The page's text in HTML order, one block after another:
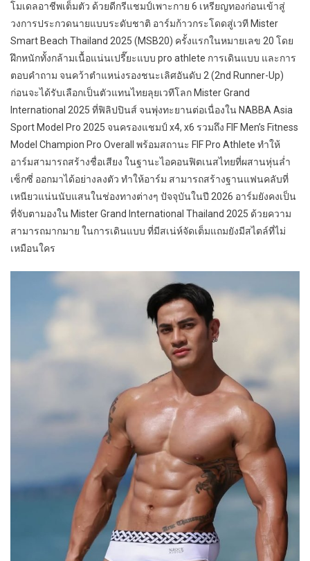
โมเดลอาชีพเต็มตัว ด้วยดีกรีแชมป์เพาะกาย 6 เหรียญทองก่อนเข้าสู่
วงการประกวดนายแบบระดับชาติ อาร์มก้าวกระโดดสู่เวที Mister
Smart Beach Thailand 2025 (MSB20) ครั้งแรกในหมายเลข 20 โดย
ฝึกหนักทั้งกล้ามเนื้อแน่นเปรี๊ยะแบบ pro athlete การเดินแบบ และการ
ตอบคำถาม จนคว้าตำแหน่งรองชนะเลิศอันดับ 2 (2nd Runner-Up)
ก่อนจะได้รับเลือกเป็นตัวแทนไทยลุยเวทีโลก Mister Grand
International 2025 ที่ฟิลิปปินส์ จนพุ่งทะยานต่อเนื่องใน NABBA Asia
Sport Model Pro 2025 จนครองแชมป์ x4, x6 รวมถึง FIF Men’s Fitness
Model Champion Pro Overall พร้อมสถานะ FIF Pro Athlete ทำให้
อาร์มสามารถสร้างชื่อเสียง ในฐานะไอคอนฟิตเนสไทยที่ผสานหุ่นล่ำ
เซ็กซี่ ออกมาได้อย่างลงตัว ทำให้อาร์ม สามารถสร้างฐานแฟนคลับที่
เหนียวแน่นนับแสนในช่องทางต่างๆ ปัจจุบันในปี 2026 อาร์มยังคงเป็น
ที่จับตามองใน Mister Grand International Thailand 2025 ด้วยความ
สามารถมากมาย ในการเดินแบบ ที่มีสเน่ห์จัดเต็มแถมยังมีสไตล์ที่ไม่
เหมือนใคร